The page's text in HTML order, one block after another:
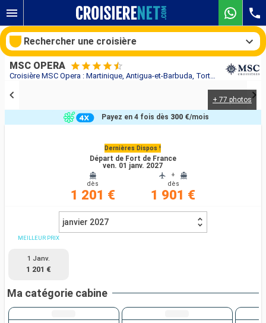
Croisière MSC Opera : Martinique, Antigua-et-Barbuda, Tortola, Virgin Gorda, Saint-Christophe-et-Niévès, Saint-Martin, République Dominicaine, Barbade au départ de Fort de France
MSC OPERA
+ 77 photos
Dernières Dispos !
Départ de Fort de France
ven. 01 janv. 2027
dès
1 201 €
+
dès
1 901 €
Payez en 4 fois dès 300 €/mois
janvier 2027
MEILLEUR PRIX
1 Janv.
1 201 €
Ma catégorie cabine
Rechercher une croisière
Compagnies
Rechercher